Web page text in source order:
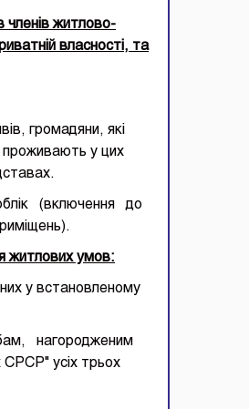
членів житлово-
власності, та
громадяни, які
проживають у цих
(включення до
умов:
них у встановленому
нагородженим
усіх трьох